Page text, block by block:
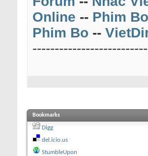
Online -- Phim
Phim Bo --
Bookmarks
Digg
del.icio.us
StumbleUpon